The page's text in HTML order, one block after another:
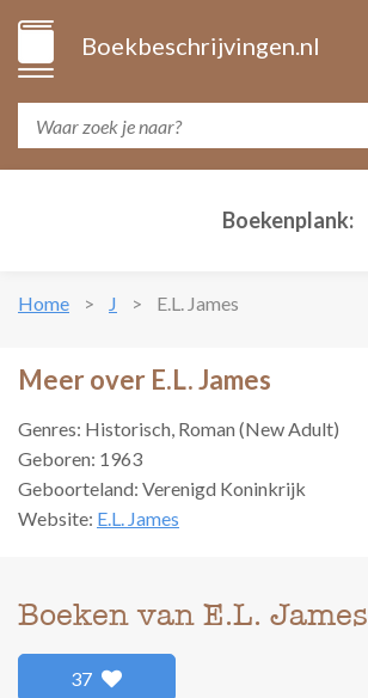
Boekbeschrijvingen.nl
Boekenplank:
Home J E.L. James
Meer over E.L. James
Genres: Historisch, Roman (New Adult)
Geboren: 1963
Geboorteland: Verenigd Koninkrijk
Website: E.L. James
Boeken van E.L. James
37